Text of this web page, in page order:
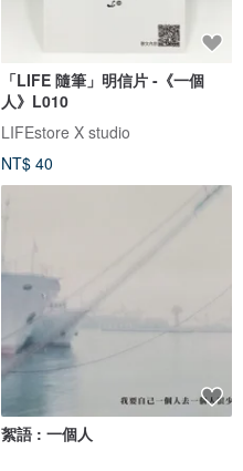
「LIFE 隨筆」明信片 -《一個
人》L010
LIFEstore X studio
NT$ 40
絮語 : 一個人